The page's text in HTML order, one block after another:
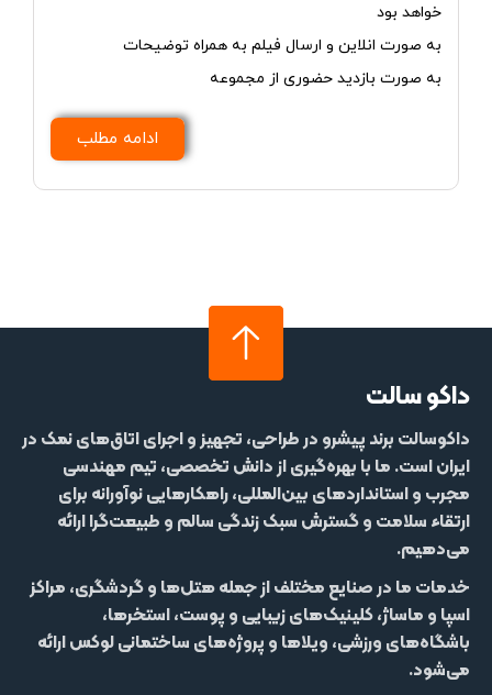
خواهد بود
به صورت انلاین و ارسال فیلم به همراه توضیحات
به صورت بازدید حضوری از مجموعه
ادامه مطلب
داکو سالت
داکوسالت برند پیشرو در طراحی، تجهیز و اجرای اتاق‌های نمک در
ایران است. ما با بهره‌گیری از دانش تخصصی، تیم مهندسی
مجرب و استانداردهای بین‌المللی، راهکارهایی نوآورانه برای
ارتقاء سلامت و گسترش سبک زندگی سالم و طبیعت‌گرا ارائه
می‌دهیم.
خدمات ما در صنایع مختلف از جملههتل‌‌ها و گردشگری، مراکز
اسپا و ماساژ، کلینیک‌های زیبایی و پوست، استخرها،
باشگاه‌های ورزشی، ویلاها و پروژه‌های ساختمانی لوکسارائه
می‌شود.